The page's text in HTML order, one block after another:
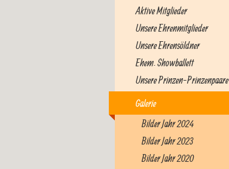
Aktive Mitglieder
Unsere Ehrenmitglieder
Unsere Ehrensöldner
Ehem. Showballett
Unsere Prinzen-Prinzenpaare
Galerie
Bilder Jahr 2024
Bilder Jahr 2023
Bilder Jahr 2020